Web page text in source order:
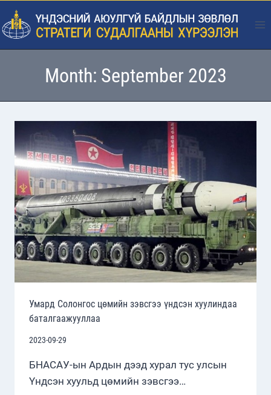
Skip
to
content
Month: September 2023
Умард Солонгос цөмийн зэвсгээ үндсэн хуулиндаа
баталгаажууллаа
2023-09-29
БНАСАУ-ын Ардын дээд хурал тус улсын
Үндсэн хуульд цөмийн зэвсгээ…